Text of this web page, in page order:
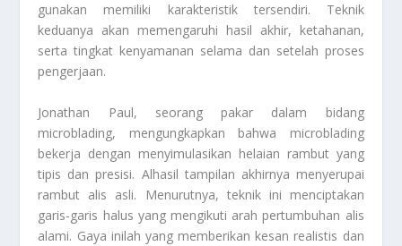
gunakan memiliki karakteristik tersendiri. Teknik
keduanya akan memengaruhi hasil akhir, ketahanan,
serta tingkat kenyamanan selama dan setelah proses
pengerjaan.
Jonathan Paul, seorang pakar dalam bidang
microblading, mengungkapkan bahwa microblading
bekerja dengan menyimulasikan helaian rambut yang
tipis dan presisi. Alhasil tampilan akhirnya menyerupai
rambut alis asli. Menurutnya, teknik ini menciptakan
garis-garis halus yang mengikuti arah pertumbuhan alis
alami. Gaya inilah yang memberikan kesan realistis dan